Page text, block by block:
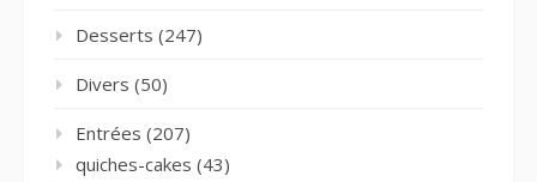
Desserts (247)
Divers (50)
Entrées (207)
quiches-cakes (43)